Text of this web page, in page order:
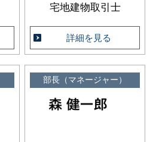
宅地建物取引士
詳細を見る
部長（マネージャー）